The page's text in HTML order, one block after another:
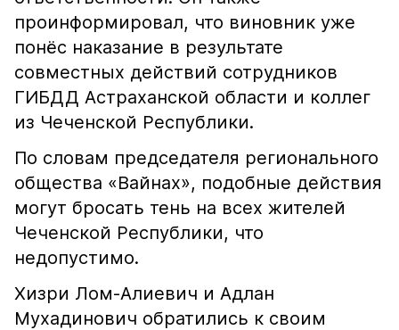
проинформировал, что виновник уже
понёс наказание в результате
совместных действий сотрудников
ГИБДД Астраханской области и коллег
из Чеченской Республики.
По словам председателя регионального
общества «Вайнах», подобные действия
могут бросать тень на всех жителей
Чеченской Республики, что
недопустимо.
Хизри Лом-Алиевич и Адлан
Мухадинович обратились к своим